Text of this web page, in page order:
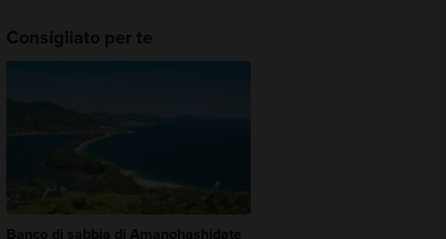
Consigliato per te
Banco di sabbia di Amanohashidate